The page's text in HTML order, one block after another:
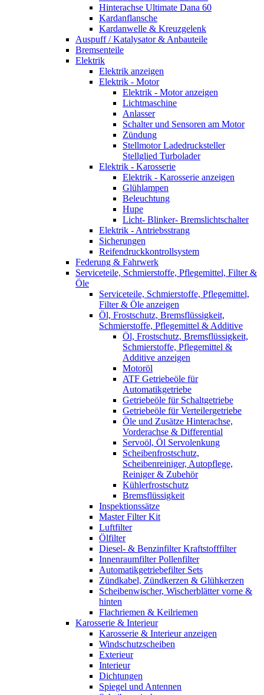
Hinterachse Ultimate Dana 60
Kardanflansche
Kardanwelle & Kreuzgelenk
Auspuff / Katalysator & Anbauteile
Bremsenteile
Elektrik
Elektrik anzeigen
Elektrik - Motor
Elektrik - Motor anzeigen
Lichtmaschine
Anlasser
Schalter und Sensoren am Motor
Zündung
Stellmotor Ladedrucksteller
Stellglied Turbolader
Elektrik - Karosserie
Elektrik - Karosserie anzeigen
Glühlampen
Beleuchtung
Hupe
Licht- Blinker- Bremslichtschalter
Elektrik - Antriebsstrang
Sicherungen
Reifendruckkontrollsystem
Federung & Fahrwerk
Serviceteile, Schmierstoffe, Pflegemittel, Filter &
Öle
Serviceteile, Schmierstoffe, Pflegemittel,
Filter & Öle anzeigen
Öl, Frostschutz, Bremsflüssigkeit,
Schmierstoffe, Pflegemittel & Additive
Öl, Frostschutz, Bremsflüssigkeit,
Schmierstoffe, Pflegemittel &
Additive anzeigen
Motoröl
ATF Getriebeöle für
Automatikgetriebe
Getriebeöle für Schaltgetriebe
Getriebeöle für Verteilergetriebe
Öle und Zusätze Hinterachse,
Vorderachse & Differential
Servoöl, Öl Servolenkung
Scheibenfrostschutz,
Scheibenreiniger, Autopflege,
Reiniger & Zubehör
Kühlerfrostschutz
Bremsflüssigkeit
Inspektionssätze
Master Filter Kit
Luftfilter
Ölfilter
Diesel- & Benzinfilter Kraftstofffilter
Innenraumfilter Pollenfilter
Automatikgetriebefilter Sets
Zündkabel, Zündkerzen & Glühkerzen
Scheibenwischer, Wischerblätter vorne &
hinten
Flachriemen & Keilriemen
Karosserie & Interieur
Karosserie & Interieur anzeigen
Windschutzscheiben
Exterieur
Interieur
Dichtungen
Spiegel und Antennen